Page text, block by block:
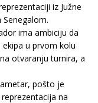
iz Južne
ima ambiciju da
u prvom kolu
otvaranju turnira, a
pošto je
na